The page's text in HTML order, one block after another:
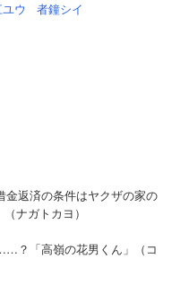
ウ 者鐘シイ
金返済の条件はヤクザの家の
ナガトカヨ）
？「高嶺の花男くん」（コ